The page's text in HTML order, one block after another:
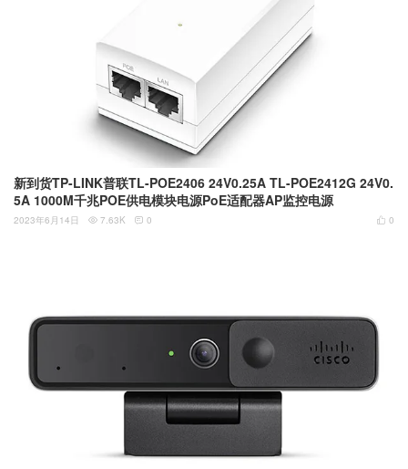
新到货TP-LINK普联TL-POE2406 24V0.25A TL-POE2412G 24V0.
5A 1000M千兆POE供电模块电源PoE适配器AP监控电源
 0
2023年6月14日  7.63K  0